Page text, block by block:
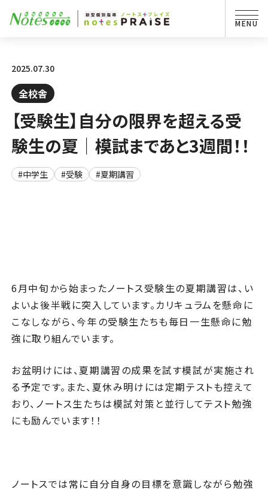
2025.07.30
全校舎
【受験生】自分の限界を超える受
験生の夏｜模試まであと3週間！！
#中学生 #受験 #夏期講習
6月中旬から始まったノートス受験生の夏期講習は、い
よいよ後半戦に突入しています。カリキュラムを懸命に
こなしながら、今年の受験生たちも毎日一生懸命に勉
強に取り組んでいます。
お盆明けには、夏期講習の成果を試す模試が実施され
る予定です。また、夏休み明けには定期テストも控えて
おり、ノートス生たちは模試対策と並行してテスト勉強
にも励んでいます！！
ノートスでは常に自分自身の目標を意識しながら勉強